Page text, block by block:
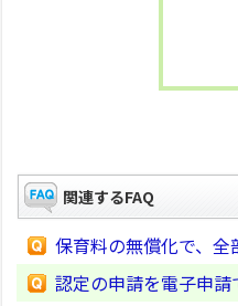
関連するFAQ
保育料の無償化で、全
認定の申請を電子申